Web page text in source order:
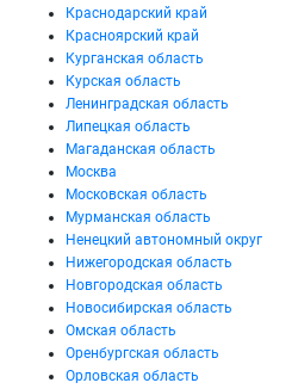
Краснодарский край
Красноярский край
Курганская область
Курская область
Ленинградская область
Липецкая область
Магаданская область
Москва
Московская область
Мурманская область
Ненецкий автономный округ
Нижегородская область
Новгородская область
Новосибирская область
Омская область
Оренбургская область
Орловская область